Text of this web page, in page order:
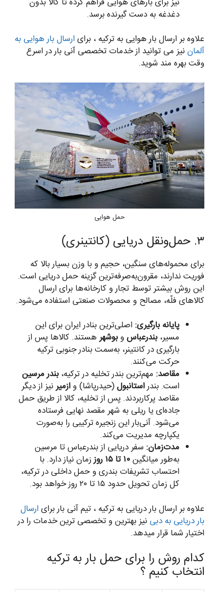
دغدغه به دست گیرنده برسد.
علاوه بر ارسال بار هوایی به ترکیه ، برایارسال بار هوایی به
آلماننیز می توانید از خدمات تخصصی آنی بار در اسرع
وقت بهره مند شوید.
حمل هوایی
۳. حمل‌ونقل دریایی (کانتینری)
برای محموله‌های سنگین، حجیم و با وزن بسیار بالا که
فوریت ندارند، مقرون‌به‌صرفه‌ترین گزینه حمل دریایی است.
این روش بیشتر توسط تجار و کارخانه‌ها برای ارسال
کالاهای فلّه، مصالح و محصولات صنعتی استفاده می‌شود.
پایانه بارگیری: اصلی‌ترین بنادر ایران برای این
مسیر، بندرعباسوبوشهرهستند. کالاها پس از
بارگیری در کانتینر، به‌سمت بنادر جنوبی ترکیه
حرکت می‌کنند.
مقاصد: مهم‌ترین بندر تخلیه در ترکیه، بندر مرسین
است. بندراستانبول(حیدرپاشا) وازمیرنیز از دیگر
مقاصد پرکاربردند. پس از تخلیه، کالا از طریق حمل
جاده‌ای یا ریلی به شهر مقصد نهایی فرستاده
می‌شود. آنی‌بار این زنجیره ترکیبی را به‌صورت
یکپارچه مدیریت می‌کند.
مدت‌زمان: سفر دریایی از بندرعباس تا مرسین
به‌طور میانگین۱۰ تا ۱۵ روز
زمان نیاز دارد. با
احتساب تشریفات بندری و حمل داخلی در ترکیه،
کل زمان تحویل حدود ۱۵ تا ۲۰ روز خواهد بود.
علاوه بر ارسال بار دریایی به ترکیه ، تیم آنی بار برایارسال
بار دریایی به دبی نیز بهترین و تخصصی ترین خدمات را در
اختیار شما قرار میدهد.
کدام روش را برای حمل بار به ترکیه
انتخاب کنیم ؟